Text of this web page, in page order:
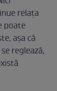
relața
poate
așa că
reglează,